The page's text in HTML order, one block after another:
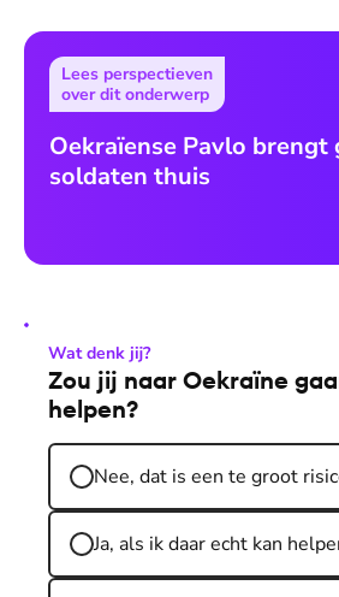
Lees perspectieven
over dit onderwerp
Oekraïense Pavlo brengt
soldaten thuis
Wat denk jij?
Zou jij naar Oekraïne
helpen?
Nee, dat is een te groot
Ja, als ik daar echt kan